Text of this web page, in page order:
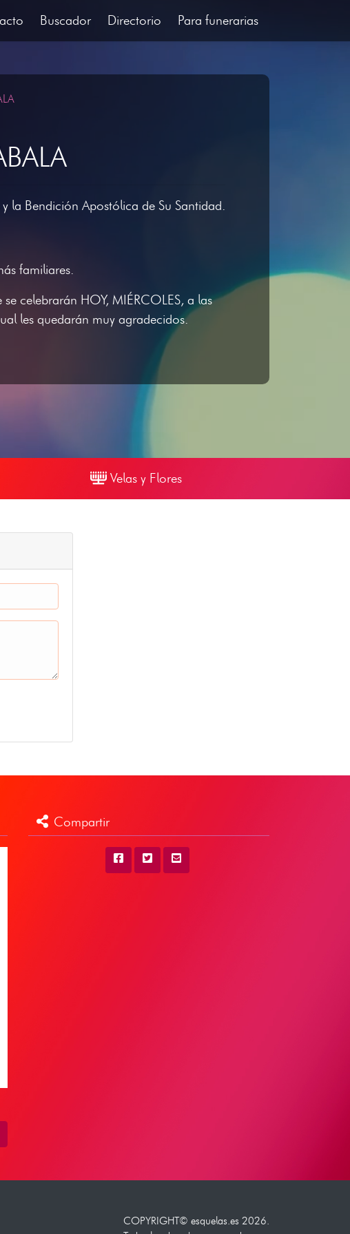
Buscador Directorio Para funerarias
la Bendición Apostólica de Su Santidad.
familiares.
celebrarán HOY, MIÉRCOLES, a las
les quedarán muy agradecidos.
Velas y Flores
Compartir
COPYRIGHT© esquelas.es 2026.